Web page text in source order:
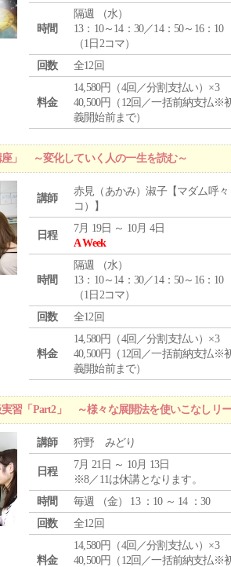
時間
隔週 （水）
13：10～14：30／14：50～16：10
（1日2コマ）
回数
全12回
料金
14,580円（4回／分割支払い）×3
40,500円（12回／一括前納支払※
義開始前まで）
」 ～変化していく人の一生を読む～
講師
赤見（あかみ）淑子【マダム呼々
コ）】
日程
7月 19日 ～ 10月 4日
A Week
時間
隔週 （水）
13：10～14：30／14：50～16：10
（1日2コマ）
回数
全12回
料金
14,580円（4回／分割支払い）×3
40,500円（12回／一括前納支払※
義開始前まで）
習「Part2」 ～様々な展開法を使いこなしリ
講師 狩野 みどり
日程
7月 21日 ～ 10月 13日
※8／11は休講となります。
時間
毎週 （金） 13 ：10 ～ 14 ：30
回数
全12回
料金
14,580円（4回／分割支払い）×3
40,500円（12回／一括前納支払※